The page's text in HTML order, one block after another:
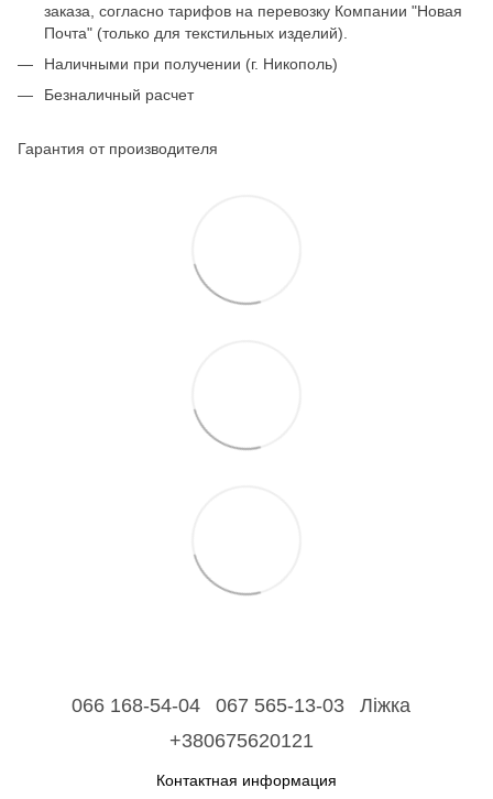
заказа, согласно тарифов на перевозку Компании "Новая
Почта" (только для текстильных изделий).
Наличными при получении (г. Никополь)
Безналичный расчет
Гарантия от производителя
066 168-54-04 067 565-13-03
Ліжка
+380675620121
Контактная информация